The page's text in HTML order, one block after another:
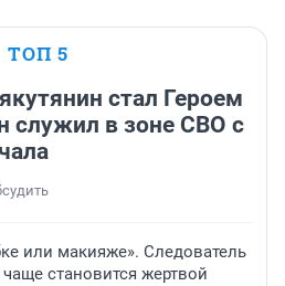
ТОП 5
стал Героем
служил в зоне СВО с
или макияже». Следователь
становится жертвой